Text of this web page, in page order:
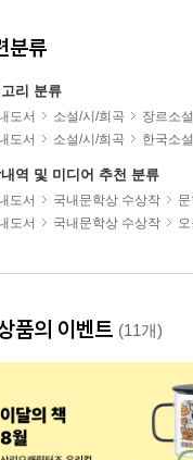
분류
리 분류
도서 소설/시/희곡 장르소설
도서
소설/시/희곡 한국소설
역 및 미디어 추천 분류
도서 국내문학상 수상작
도서
국내문학상 수상작
품의 이벤트 (11개)